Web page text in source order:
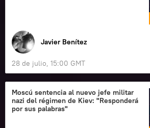
Javier Benítez
28 de julio, 15:00 GMT
Moscú sentencia al nuevo jefe militar
nazi del régimen de Kiev: "Responderá
por sus palabras"